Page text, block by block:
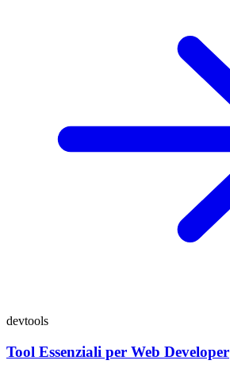
devtools
Tool Essenziali per Web Developer